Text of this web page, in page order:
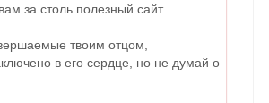
за столь полезный сайт.
твоим отцом,
в его сердце, но не думай о